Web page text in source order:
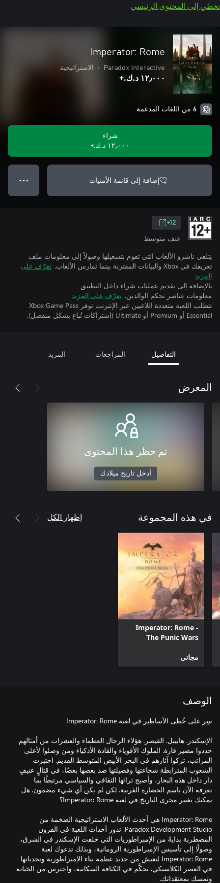
تخطي إلى المحتوى الرئيسي
Imperator: Rome
Paradox Interactive
• الاستراتيجية
١٢٫٠٠٠ د.ك.‏+
6 من اللغات المدعمة
شراء
١٢٫٠٠٠ د.ك.‏+
إضافة إلى قائمة الأمنيات ● ● ●
12+
عنف متوسط
يتلقى ناشرو الألعاب التي تقوم بتشغيلها وصولاً إلى معلومات ملف
تعريفك في Xbox والبيانات المقترنة بينما تمارس الألعاب.
تعرّف على
المزيد
بالإضافة إلى تقديم عمليات شراء داخل التطبيق
معلومات عناصر تحكم الوالدين. تعرّف على المزيد
تتطلب اللعبة متعددة اللاعبين عبر الإنترنت توفر Xbox Game Pass
Essential أو Premium أو Ultimate (اشتراكات تُباع بشكل منفصل).
التفاصيل المراجعات المزيد
المعرض
تم حظر هذا المحتوى
أدخل تاريخ ميلادك
في هذه المجموعة إظهار الكل
Imperator: Rome -
The Punic Wars
مجاني
الوصف
الإسكندر. هانيبل. القيصر. هؤلاء الرجال العظماء والعشرات من أمثالهم
حددوا مصير قارة. الملوك الأقوياء والقادة الأذكياء ومن وصلوا لأعلى
المراتب، تركوا آثارهم في البحر الأبيض المتوسط القديم. اختبرت
الشعوب المترابطة شجاعتها وفضيلتها ضد بعضها بعضًا، في قتالٍ عنيفٍ
دار داخل هذه البحار، وأصبح تراثها الثقافي والسياسي مرتبطًا بما
نعرفه الآن باسم الحضارة الغربية. لكن لم يكن أي شيء مضمون. هل
Imperator: Rome هي أحدث الألعاب الاستراتيجية الضخمة من
Paradox Development Studio. تدور أحداث اللعبة في القرون
المضطربة بدايةً من الإمبراطوريات التي خلفت الإسكندر في الشرق،
وصولًا إلى تأسيس الإمبراطورية الرومانية، وبذلك تدعوك لعبة
Imperator: Rome لتعيش من جديد عظمة بناء الإمبراطورية وتحدياتها
في العصر الكلاسيكي. تحكَّم في الكثافة السكانية، واحترس من الخيانة